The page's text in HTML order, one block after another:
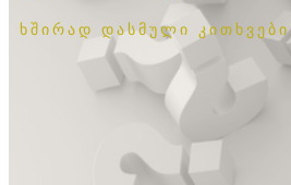
ხშირად დასმული კითხვები